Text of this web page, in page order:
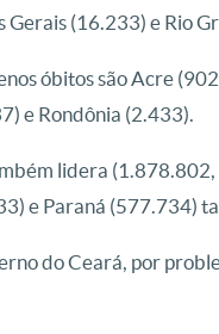
(16.233) e Rio
óbitos são Acre
e Rondônia (2.433).
lidera
e Paraná (577.734)
do Ceará, por